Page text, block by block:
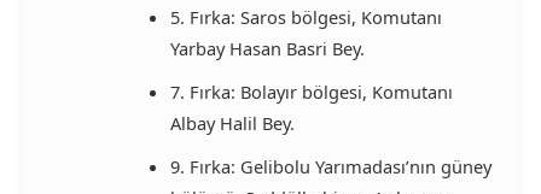
5. Fırka: Saros bölgesi, Komutanı
Yarbay Hasan Basri Bey.
7. Fırka: Bolayır bölgesi, Komutanı
Albay Halil Bey.
9. Fırka: Gelibolu Yarımadası’nın güney